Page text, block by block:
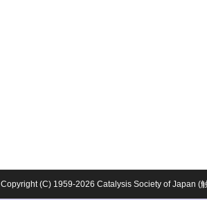
Copyright (C) 1959-2026 Catalysis Society of Japan (